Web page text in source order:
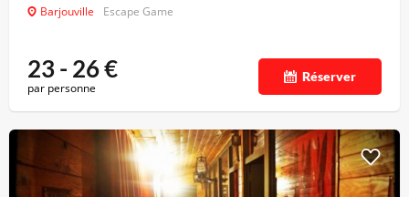
Barjouville Escape Game
23 - 26€
par personne
Réserver